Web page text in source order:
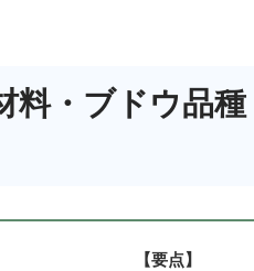
料・ブドウ品
【要点】